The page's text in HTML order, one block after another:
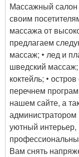
Массажный салон
своим
массажа от
предлагаем
массаж; • лед и
шведский массаж;
коктейль; •
перечнем
нашем сайте, а
уютный интерьер,
Вам снять